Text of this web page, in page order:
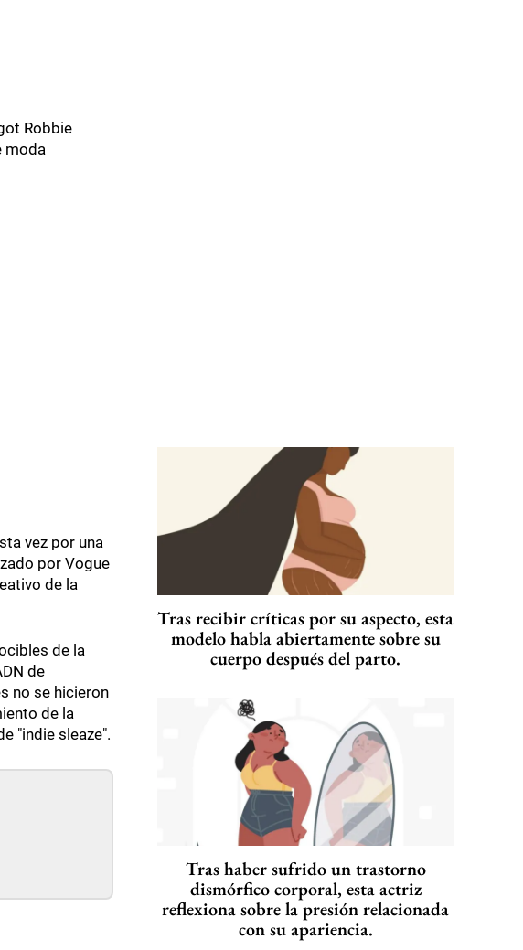
Robbie
moda
vez por una
por Vogue
de la
de la
de
no se hicieron
de la
"indie sleaze".
Tras recibir críticas por su aspecto, esta
modelo habla abiertamente sobre su
cuerpo después del parto.
Tras haber sufrido un trastorno
dismórfico corporal, esta actriz
reflexiona sobre la presión relacionada
con su apariencia.